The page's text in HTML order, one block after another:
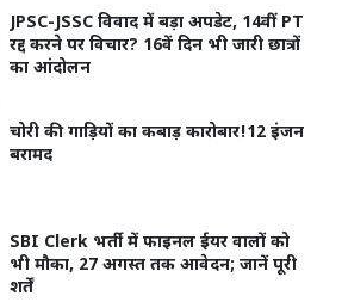
JPSC-JSSC विवाद में बड़ा अपडेट, 14वीं PT
रद्द करने पर विचार? 16वें दिन भी जारी छात्रों
का आंदोलन
चोरी की गाड़ियों का कबाड़ कारोबार!12 इंजन
बरामद
SBI Clerk भर्ती में फाइनल ईयर वालों को
भी मौका, 27 अगस्त तक आवेदन; जानें पूरी
शर्तें